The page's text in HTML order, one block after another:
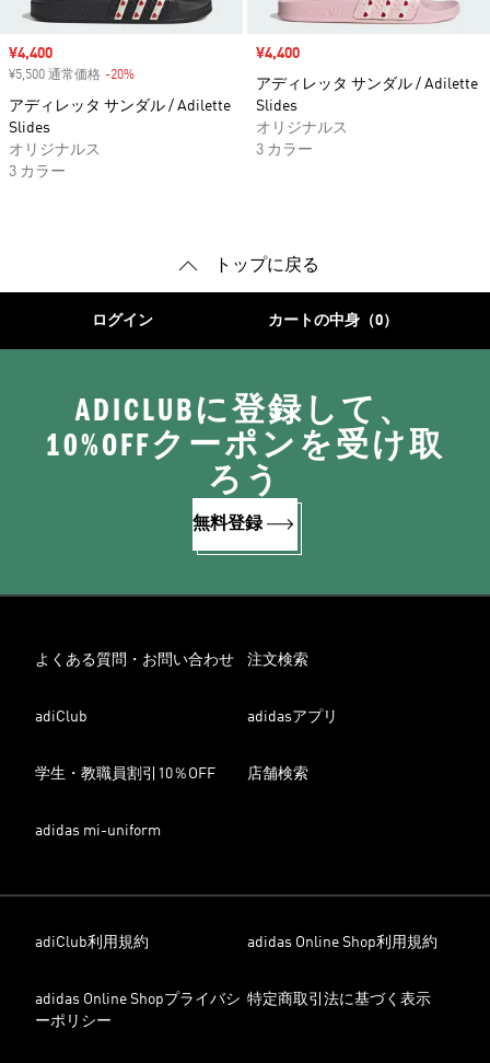
セール価格
¥4,400
¥5,500 通常価格 -20%
アディレッタ サンダル / Adilette
Slides
オリジナルス
3 カラー
セール価格
¥4,400
アディレッタ サンダル / Adilette
Slides
オリジナルス
3 カラー
トップに戻る
ログイン カートの中身（0）
ADICLUBに登録して、
10%OFFクーポンを受け取
ろう
無料登録
よくある質問・お問い合わせ 注文検索
adiClub adidasアプリ
学生・教職員割引10％OFF 店舗検索
adidas mi-uniform
adiClub利用規約 adidas Online Shop利用規約
adidas Online Shopプライバシ
ーポリシー
特定商取引法に基づく表示